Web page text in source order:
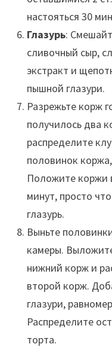
настояться 30
Глазурь:
сливочный сыр,
экстракт и
пышной глазури.
Разрежьте корж
получилось два
распределите
половинок
Положите коржи
минут, просто
глазурь.
Выньте
камеры.
нижний корж и
второй корж.
глазури,
Распределите
торта.